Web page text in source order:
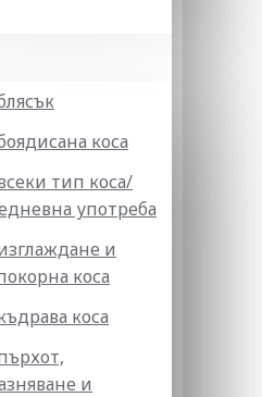
коса
тип коса/
употреба
и
коса
коса
и